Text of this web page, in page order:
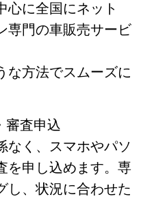
心に全国にネット
専門の車販売サービ
な方法でスムーズに
審査申込
く、スマホやパソ
を申し込めます。専
し、状況に合わせた